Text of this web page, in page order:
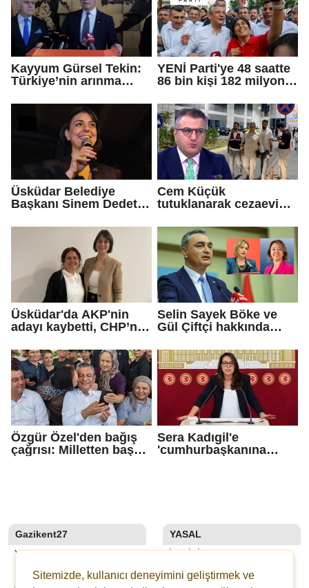
Kayyum Gürsel Tekin:
Türkiye’nin arınma
geldiniz...
YENİ Parti'ye 48 saatte
86 bin kişi 182 milyon
Üsküdar Belediye
Başkanı Sinem Dedetaş
Cem Küçük
tutuklanarak cezaevine
Üsküdar'da AKP'nin
adayı kaybetti, CHP’nin
Çetinkaya Başkan
Vekili seçildi
Selin Sayek Böke ve
Gül Çiftçi hakkında
başlatılacak
Özgür Özel'den bağış
çağrısı: Milletten başka
Sera Kadıgil'e
'cumhurbaşkanına
Gazikent27
YAZARLAR
SON DAKİKA
YASAL
İLETIŞIM
KÜNYE
Sitemizde, kullanıcı deneyimini geliştirmek ve